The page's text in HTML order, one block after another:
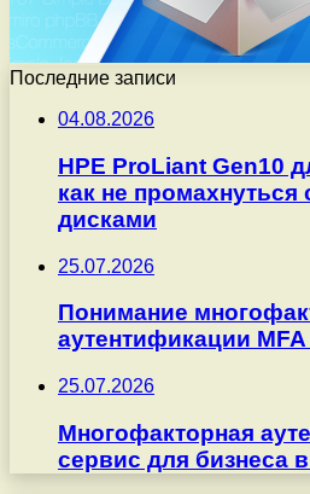
Последние записи
04.08.2026
HPE ProLiant Gen10
как не промахнуться
дисками
25.07.2026
Понимание
аутентификации
25.07.2026
Многофакторная
сервис для бизнеса